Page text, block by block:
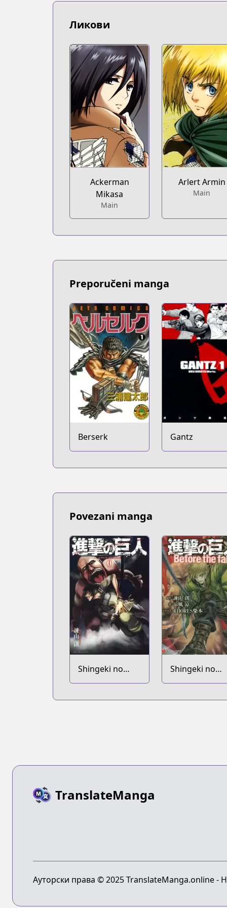
https://www.mangaupdates.com/
Book☆Walker
Official English
Official English
https://comics.inkr.com/title/409-
Ликови
Ackerman
Mikasa
Main
Arlert Armin
Main
Preporučeni manga
Berserk Gantz
Povezani manga
Shingeki no
Kyojin Volume 0
Shingeki no
Kyojin: Before
TranslateManga
Ауторски права © 2025 TranslateManga.online -